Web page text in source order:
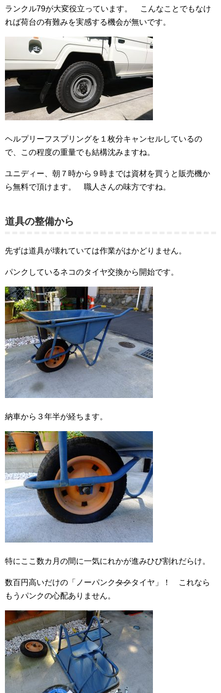
ランクル79が大変役立っています。 こんなことでもなけ
れば荷台の有難みを実感する機会が無いです。
ヘルプリーフスプリングを１枚分キャンセルしているの
で、この程度の重量でも結構沈みますね。
ユニディー、朝７時から９時までは資材を買うと販売機か
ら無料で頂けます。 職人さんの味方ですね。
道具の整備から
先ずは道具が壊れていては作業がはかどりません。
パンクしているネコのタイヤ交換から開始です。
納車から３年半が経ちます。
特にここ数カ月の間に一気にれかが進みひび割れだらけ。
数百円高いだけの「ノーパンクタクタイヤ」！ これなら
もうパンクの心配ありません。